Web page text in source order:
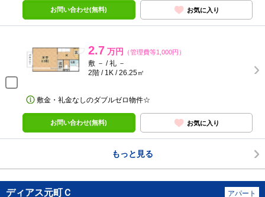
お問い合わせ(無料) お気に入り
2.7 万円 （管理費等1,000円）
敷 － / 礼 －
2階 / 1K / 26.25㎡
敷金・礼金なしのダブルゼロ物件☆
お問い合わせ(無料) お気に入り
もっと見る
ディアス元町Ｃ アパート